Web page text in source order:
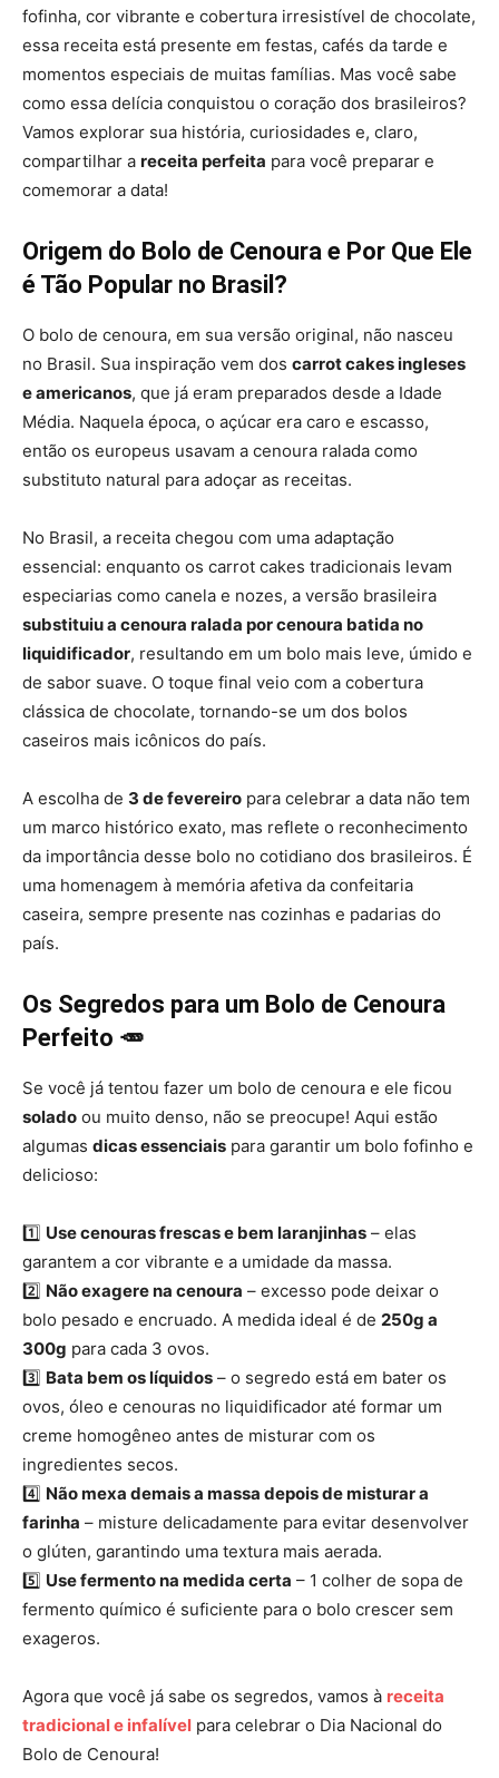
fofinha, cor vibrante e cobertura irresistível de chocolate,
essa receita está presente em festas, cafés da tarde e
momentos especiais de muitas famílias. Mas você sabe
como essa delícia conquistou o coração dos brasileiros?
Vamos explorar sua história, curiosidades e, claro,
compartilhar a receita perfeita para você preparar e
comemorar a data!
Origem do Bolo de Cenoura e Por Que Ele
é Tão Popular no Brasil?
O bolo de cenoura, em sua versão original, não nasceu
no Brasil. Sua inspiração vem dos carrot cakes ingleses
e americanos, que já eram preparados desde a Idade
Média. Naquela época, o açúcar era caro e escasso,
então os europeus usavam a cenoura ralada como
substituto natural para adoçar as receitas.
No Brasil, a receita chegou com uma adaptação
essencial: enquanto os carrot cakes tradicionais levam
especiarias como canela e nozes, a versão brasileira
substituiu a cenoura ralada por cenoura batida no
liquidificador, resultando em um bolo mais leve, úmido e
de sabor suave. O toque final veio com a cobertura
clássica de chocolate, tornando-se um dos bolos
caseiros mais icônicos do país.
A escolha de 3 de fevereiro para celebrar a data não tem
um marco histórico exato, mas reflete o reconhecimento
da importância desse bolo no cotidiano dos brasileiros. É
uma homenagem à memória afetiva da confeitaria
caseira, sempre presente nas cozinhas e padarias do
país.
Os Segredos para um Bolo de Cenoura
Perfeito 🥕
Se você já tentou fazer um bolo de cenoura e ele ficou
solado ou muito denso, não se preocupe! Aqui estão
algumas dicas essenciais para garantir um bolo fofinho e
delicioso:
1️⃣ Use cenouras frescas e bem laranjinhas – elas
garantem a cor vibrante e a umidade da massa.
2️⃣ Não exagere na cenoura – excesso pode deixar o
bolo pesado e encruado. A medida ideal é de 250g a
300g para cada 3 ovos.
3️⃣ Bata bem os líquidos – o segredo está em bater os
ovos, óleo e cenouras no liquidificador até formar um
creme homogêneo antes de misturar com os
ingredientes secos.
4️⃣ Não mexa demais a massa depois de misturar a
farinha – misture delicadamente para evitar desenvolver
o glúten, garantindo uma textura mais aerada.
5️⃣ Use fermento na medida certa – 1 colher de sopa de
fermento químico é suficiente para o bolo crescer sem
exageros.
Agora que você já sabe os segredos, vamos à receita
tradicional e infalível para celebrar o Dia Nacional do
Bolo de Cenoura!